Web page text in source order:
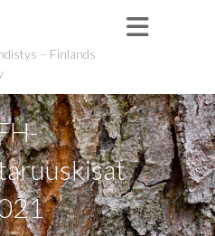
– Finlands